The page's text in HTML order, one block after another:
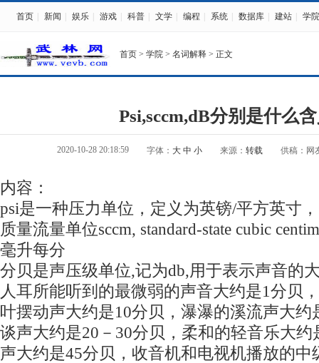
首页 新闻 娱乐 游戏 科普 文学 编程 系统 数据库 建站 学院
首页 > 学院 > 名词解释 > 正文
Psi,sccm,dB分别是什么
2020-10-28 20:18:59 字体： 大 中 小 来源： 转载 供稿：网
内容：
psi是一种压力单位，定义为英镑/平方英寸
质量流量单位sccm, standard-state cubic
毫升每分
分贝是声压级单位,记为db,用于表示声音的
人耳所能听到的最微弱的声音大约是1分贝
叶摆动声大约是10分贝，瀑瀑的溪流声大约
谈声大约是20－30分贝，柔和的轻音乐大
声大约是45分贝，收音机和电视机播放的中